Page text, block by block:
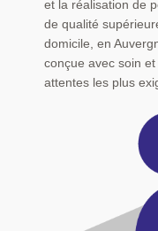
et la réalisation de
de qualité
domicile, en
conçue avec soin
attentes les plus